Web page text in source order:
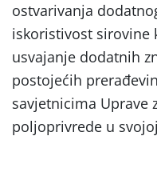
ostvarivanja
iskoristivost sirovine
usvajanje dodatnih
postojećih
savjetnicima Uprave
poljoprivrede u